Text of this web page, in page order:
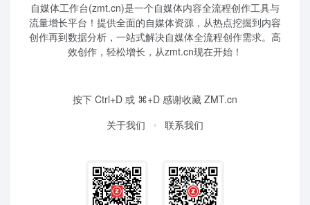
自媒体工作台(zmt.cn)是一个自媒体内容全流程创作工具与
流量增长平台！提供全面的自媒体资源，从热点挖掘到内容
创作再到数据分析，一站式解决自媒体全流程创作需求。高
效创作，轻松增长，从zmt.cn现在开始！
按下 Ctrl+D 或 ⌘+D 感谢收藏 ZMT.cn
关于我们
联系我们